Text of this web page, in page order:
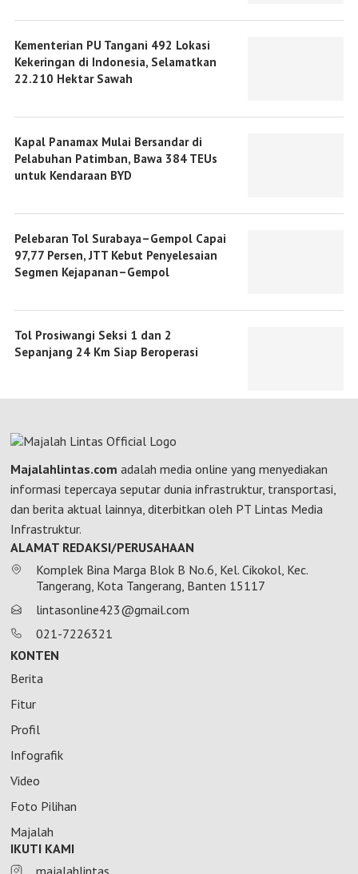
Kementerian PU Tangani 492 Lokasi
Kekeringan di Indonesia, Selamatkan
22.210 Hektar Sawah
Kapal Panamax Mulai Bersandar di
Pelabuhan Patimban, Bawa 384 TEUs
untuk Kendaraan BYD
Pelebaran Tol Surabaya–Gempol Capai
97,77 Persen, JTT Kebut Penyelesaian
Segmen Kejapanan–Gempol
Tol Prosiwangi Seksi 1 dan 2
Sepanjang 24 Km Siap Beroperasi
Majalahlintas.com adalah media online yang menyediakan
informasi tepercaya seputar dunia infrastruktur, transportasi,
dan berita aktual lainnya, diterbitkan oleh PT Lintas Media
Infrastruktur.
ALAMAT REDAKSI/PERUSAHAAN
Komplek Bina Marga Blok B No.6, Kel. Cikokol, Kec.
Tangerang, Kota Tangerang, Banten 15117
lintasonline423@gmail.com
021-7226321
KONTEN
Berita
Fitur
Profil
Infografik
Video
Foto Pilihan
Majalah
IKUTI KAMI
majalahlintas